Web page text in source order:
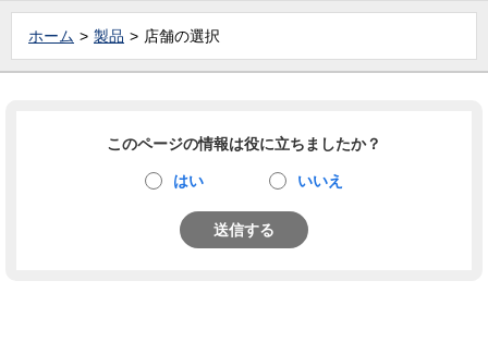
ホーム 製品 店舗の選択
このページの情報は役に立ちましたか？
はい いいえ
送信する